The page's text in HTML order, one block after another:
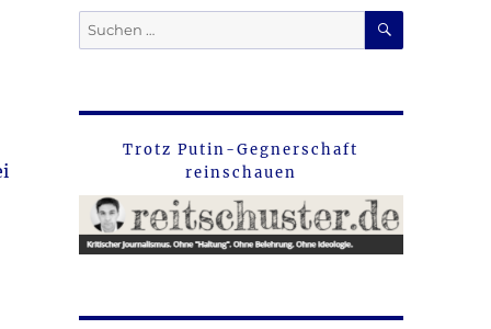
Suche
nach:
SUCHEN
Trotz Putin-Gegnerschaft
reinschauen